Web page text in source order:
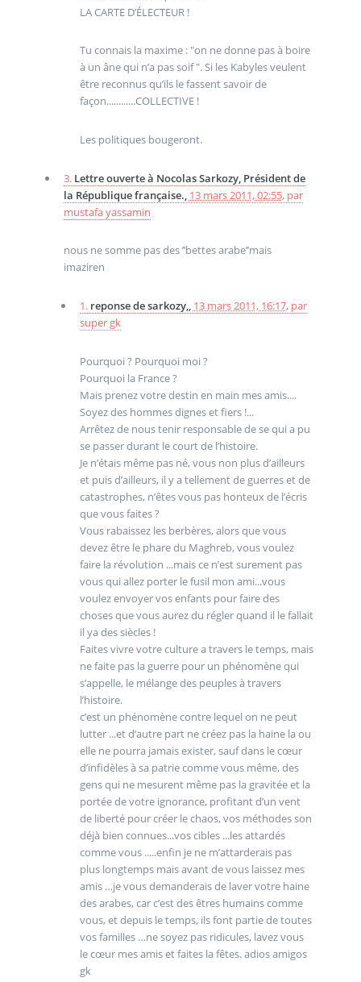
LA CARTE D’ÉLECTEUR !
Tu connais la maxime : "on ne donne pas à boire
à un âne qui n’a pas soif ". Si les Kabyles veulent
être reconnus qu’ils le fassent savoir de
façon............COLLECTIVE !
Les politiques bougeront.
3. Lettre ouverte à Nocolas Sarkozy, Président de
la République française., 13 mars 2011, 02:55, par
mustafa yassamin
nous ne somme pas des ’’bettes arabe’’mais
imaziren
1. reponse de sarkozy,, 13 mars 2011, 16:17, par
super gk
Pourquoi ? Pourquoi moi ?
Pourquoi la France ?
Mais prenez votre destin en main mes amis....
Soyez des hommes dignes et fiers !...
Arrêtez de nous tenir responsable de se qui a pu
se passer durant le court de l’histoire.
Je n’étais même pas né, vous non plus d’ailleurs
et puis d’ailleurs, il y a tellement de guerres et de
catastrophes, n’êtes vous pas honteux de l’écris
que vous faites ?
Vous rabaissez les berbères, alors que vous
devez être le phare du Maghreb, vous voulez
faire la révolution ...mais ce n’est surement pas
vous qui allez porter le fusil mon ami...vous
voulez envoyer vos enfants pour faire des
choses que vous aurez du régler quand il le fallait
il ya des siècles !
Faites vivre votre culture a travers le temps, mais
ne faite pas la guerre pour un phénomène qui
s’appelle, le mélange des peuples à travers
l’histoire.
c’est un phénomène contre lequel on ne peut
lutter ...et d’autre part ne créez pas la haine la ou
elle ne pourra jamais exister, sauf dans le cœur
d’infidèles à sa patrie comme vous même, des
gens qui ne mesurent même pas la gravitée et la
portée de votre ignorance, profitant d’un vent
de liberté pour créer le chaos, vos méthodes son
déjà bien connues...vos cibles ...les attardés
comme vous .....enfin je ne m’attarderais pas
plus longtemps mais avant de vous laissez mes
amis …je vous demanderais de laver votre haine
des arabes, car c’est des êtres humains comme
vous, et depuis le temps, ils font partie de toutes
vos familles …ne soyez pas ridicules, lavez vous
le cœur mes amis et faites la fêtes. adios amigos
gk